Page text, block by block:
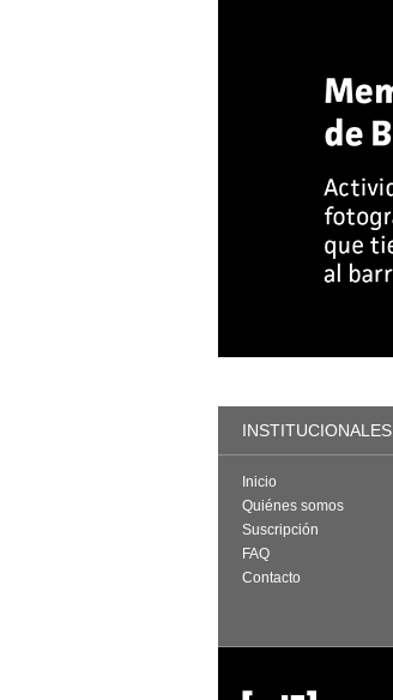
INSTITUCIONALES
Inicio
Quiénes somos
Suscripción
FAQ
Contacto